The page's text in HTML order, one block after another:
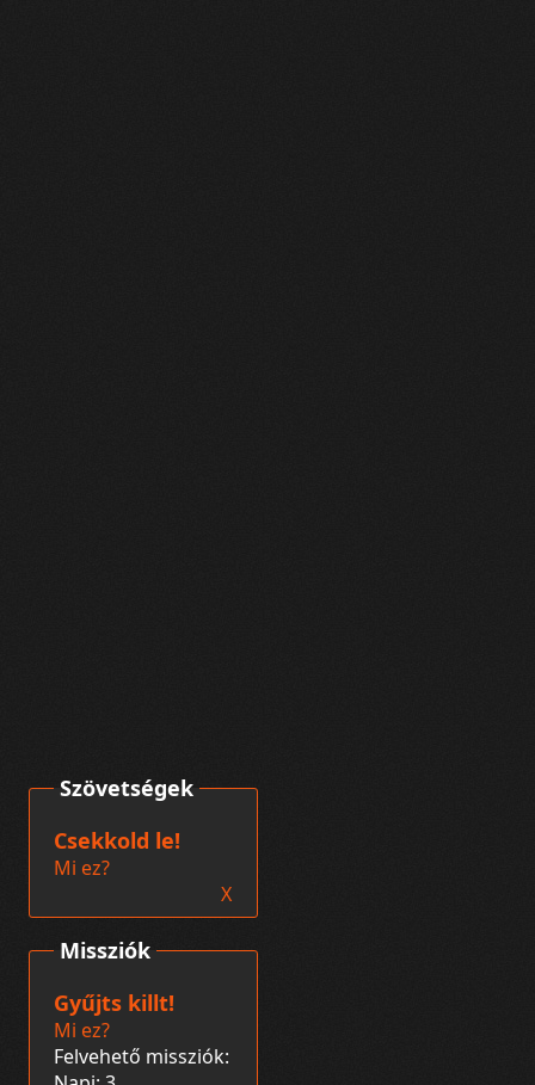
Missziók
Gyűjts killt!
Mi ez?
Felvehető missziók:
Szövetségek
Csekkold le!
Mi ez?
X